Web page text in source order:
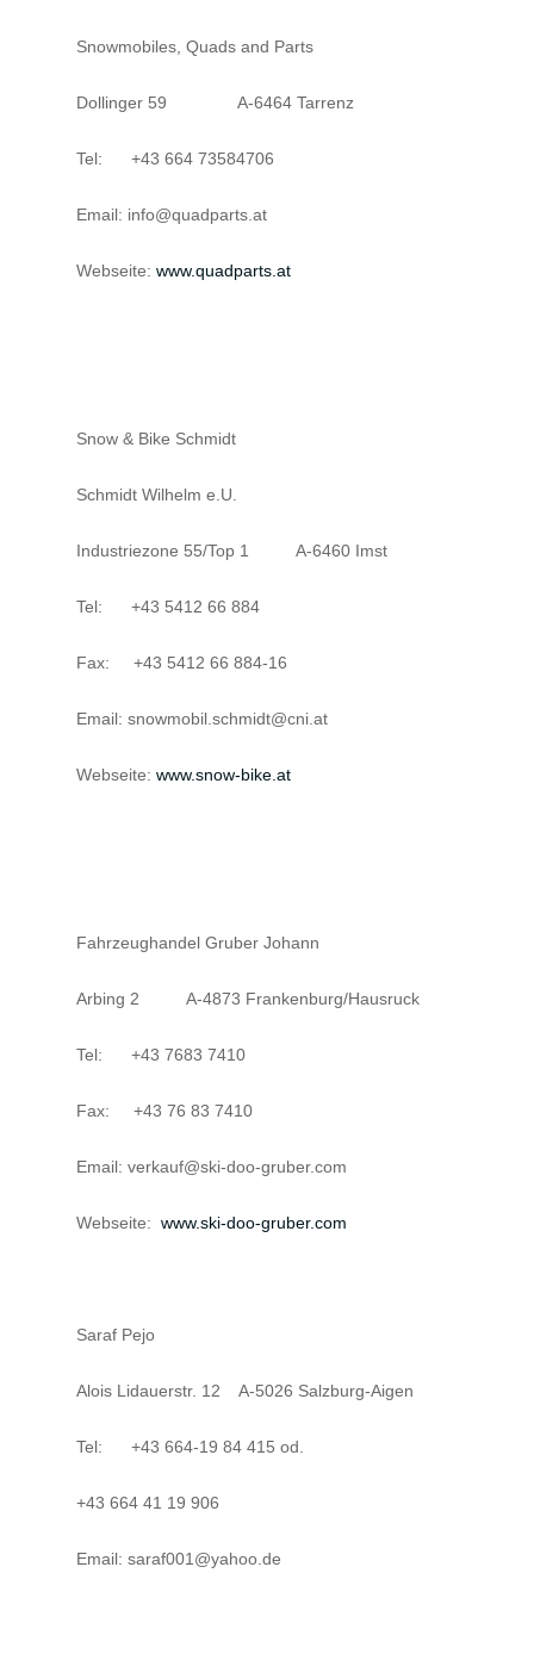
Snowmobiles, Quads and Parts
Dollinger 59 A-6464 Tarrenz
Tel: +43 664 73584706
Email: info@quadparts.at
Webseite: www.quadparts.at
Snow & Bike Schmidt
Schmidt Wilhelm e.U.
Industriezone 55/Top 1 A-6460 Imst
Tel: +43 5412 66 884
Fax: +43 5412 66 884-16
Email: snowmobil.schmidt@cni.at
Webseite: www.snow-bike.at
Fahrzeughandel Gruber Johann
Arbing 2 A-4873 Frankenburg/Hausruck
Tel: +43 7683 7410
Fax: +43 76 83 7410
Email: verkauf@ski-doo-gruber.com
Webseite: www.ski-doo-gruber.com
Saraf Pejo
Alois Lidauerstr. 12 A-5026 Salzburg-Aigen
Tel: +43 664-19 84 415 od.
+43 664 41 19 906
Email: saraf001@yahoo.de